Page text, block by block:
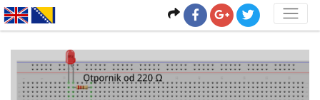
<